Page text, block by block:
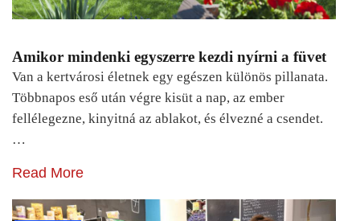
Amikor mindenki egyszerre kezdi nyírni a füvet
Van a kertvárosi életnek egy egészen különös pillanata.
Többnapos eső után végre kisüt a nap, az ember
fellélegezne, kinyitná az ablakot, és élvezné a csendet.
…
Read More